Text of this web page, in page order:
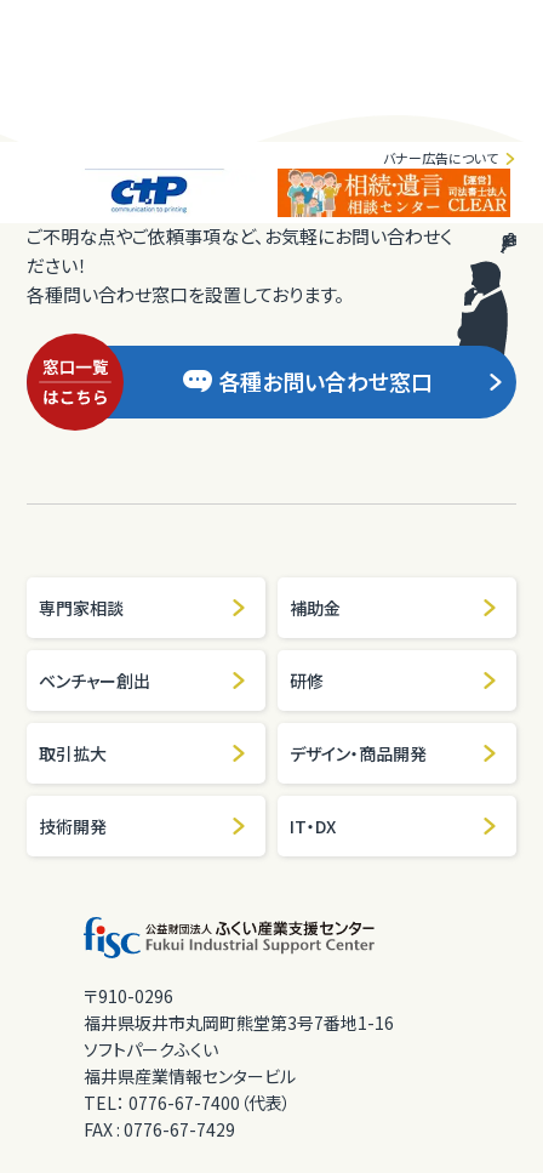
バナー広告について
ご不明な点やご依頼事項など、お気軽にお問い合わせく
ださい！
各種問い合わせ窓口を設置しております。
各種お問い合わせ窓口
専門家相談 補助金
ベンチャー創出 研修
取引拡大 デザイン・商品開発
技術開発 IT・DX
〒910-0296
福井県坂井市丸岡町熊堂第3号7番地1-16
ソフトパークふくい
福井県産業情報センタービル
TEL： 0776-67-7400（代表）
FAX : 0776-67-7429